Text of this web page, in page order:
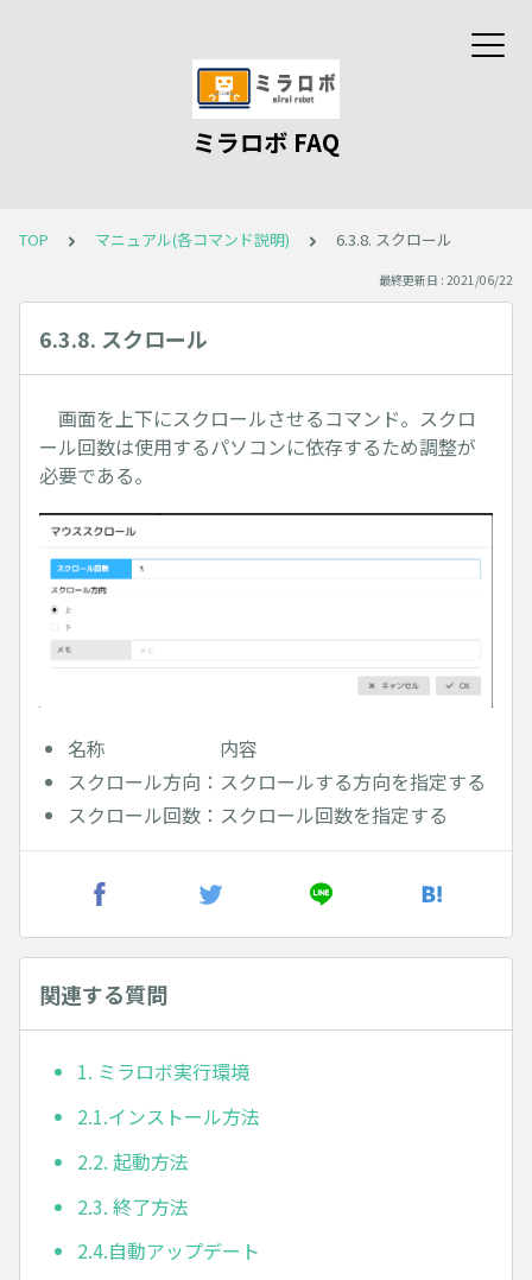
ミラロボ FAQ
TOP マニュアル(各コマンド説明) 6.3.8. スクロール
最終更新日 : 2021/06/22
6.3.8. スクロール
画面を上下にスクロールさせるコマンド。スクロ
ール回数は使用するパソコンに依存するため調整が
必要である。
名称 内容
スクロール方向：スクロールする方向を指定する
スクロール回数：スクロール回数を指定する
関連する質問
1. ミラロボ実行環境
2.1.インストール方法
2.2. 起動方法
2.3. 終了方法
2.4.自動アップデート